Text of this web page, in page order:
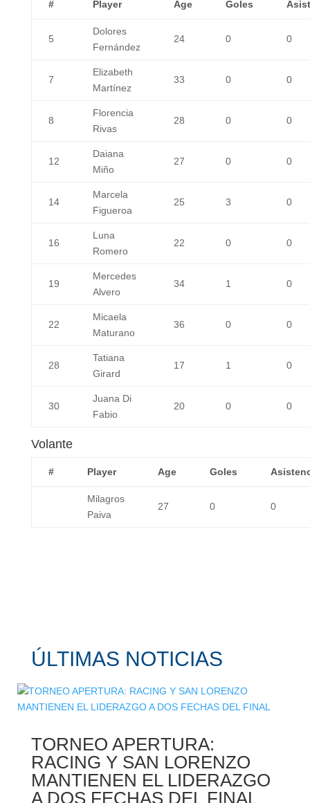
# Player Age Goles
5
Dolores
Fernández
24 0 0
7
Elizabeth
Martínez
33 0 0
8
Florencia
Rivas
28 0 0
12
Daiana
Miño
27 0 0
14
Marcela
Figueroa
25 3 0
16
Luna
Romero
22 0 0
19
Mercedes
Alvero
34 1 0
22
Micaela
Maturano
36 0 0
28
Tatiana
Girard
17 1 0
30
Juana Di
Fabio
20 0 0
Volante
# Player Age Goles
Milagros
Paiva
27 0 0
ÚLTIMAS NOTICIAS
TORNEO APERTURA:
RACING Y SAN LORENZO
MANTIENEN EL LIDERAZGO
A DOS FECHAS DEL FINAL